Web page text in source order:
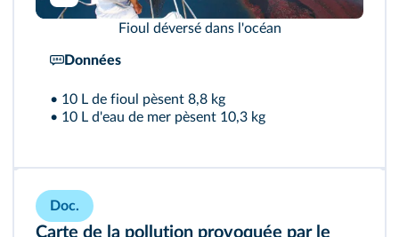
Fioul déversé dans l'océan
Données
• 10 L de fioul pèsent 8,8 kg
• 10 L d'eau de mer pèsent 10,3 kg
Doc.
Carte de la pollution provoquée par le